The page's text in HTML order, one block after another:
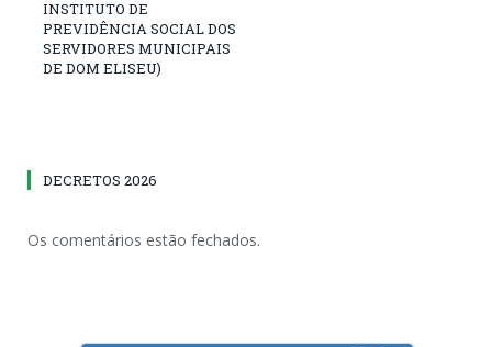
INSTITUTO DE
PREVIDÊNCIA SOCIAL DOS
SERVIDORES MUNICIPAIS
DE DOM ELISEU)
DECRETOS 2026
Os comentários estão fechados.